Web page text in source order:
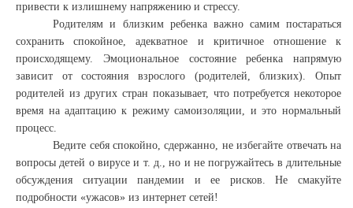
привести к излишнему напряжению и стрессу.
Родителям и близким ребенка важно самим постараться
сохранить спокойное, адекватное и критичное отношение к
происходящему. Эмоциональное состояние ребенка напрямую
зависит от состояния взрослого (родителей, близких). Опыт
родителей из других стран показывает, что потребуется некоторое
время на адаптацию к режиму самоизоляции, и это нормальный
процесс.
Ведите себя спокойно, сдержанно, не избегайте отвечать на
вопросы детей о вирусе и т. д., но и не погружайтесь в длительные
обсуждения ситуации пандемии и ее рисков. Не смакуйте
подробности «ужасов» из интернет сетей!